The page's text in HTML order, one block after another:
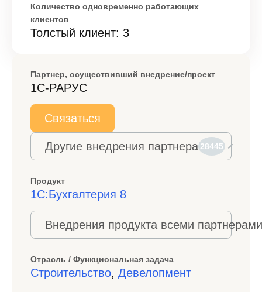
Количество одновременно работающих
клиентов
Толстый клиент: 3
Партнер, осуществивший внедрение/проект
1С-РАРУС
Связаться
Другие внедрения партнера 28445
Продукт
1С:Бухгалтерия 8
Внедрения продукта всеми
Отрасль / Функциональная задача
Строительство, Девелопмент